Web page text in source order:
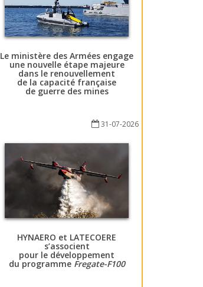
Le ministère des Armées engage
une nouvelle étape majeure
dans le renouvellement
de la capacité française
de guerre des mines
31-07-2026
HYNAERO et LATECOERE
s’associent
pour le développement
du programme Fregate-F100